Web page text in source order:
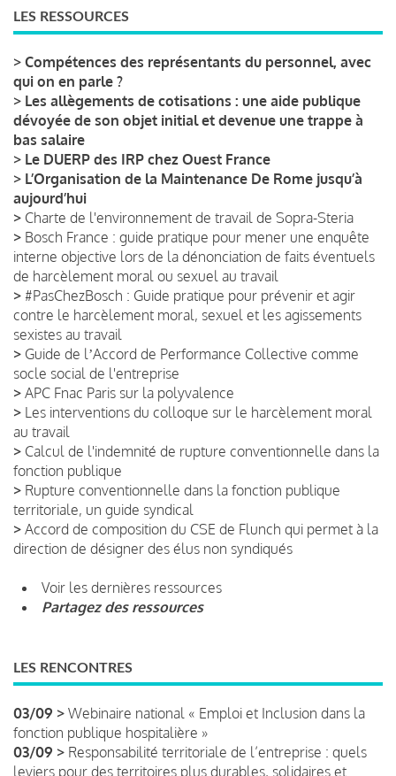
LES RESSOURCES
> Compétences des représentants du personnel, avec
qui on en parle ?
> Les allègements de cotisations : une aide publique
dévoyée de son objet initial et devenue une trappe à
bas salaire
> Le DUERP des IRP chez Ouest France
> L’Organisation de la Maintenance De Rome jusqu’à
aujourd’hui
> Charte de l'environnement de travail de Sopra-Steria
> Bosch France : guide pratique pour mener une enquête
interne objective lors de la dénonciation de faits éventuels
de harcèlement moral ou sexuel au travail
> #PasChezBosch : Guide pratique pour prévenir et agir
contre le harcèlement moral, sexuel et les agissements
sexistes au travail
> Guide de lʼAccord de Performance Collective comme
socle social de l'entreprise
> APC Fnac Paris sur la polyvalence
> Les interventions du colloque sur le harcèlement moral
au travail
> Calcul de l'indemnité de rupture conventionnelle dans la
fonction publique
> Rupture conventionnelle dans la fonction publique
territoriale, un guide syndical
> Accord de composition du CSE de Flunch qui permet à la
direction de désigner des élus non syndiqués
Voir les dernières ressources
Partagez des ressources
LES RENCONTRES
03/09 > Webinaire national « Emploi et Inclusion dans la
fonction publique hospitalière »
03/09 > Responsabilité territoriale de l’entreprise : quels
leviers pour des territoires plus durables, solidaires et